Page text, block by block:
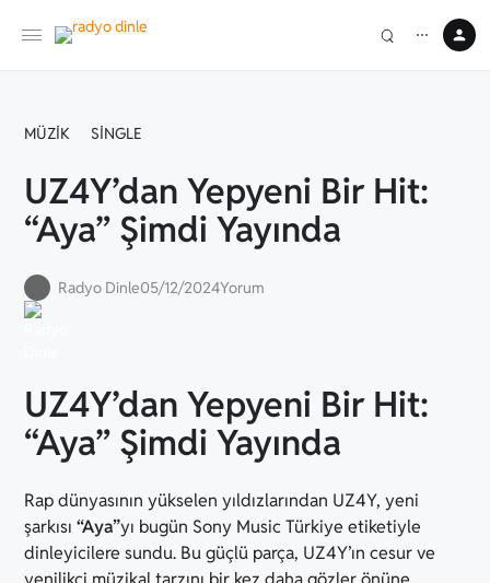
⋯
MÜZIK SINGLE
UZ4Y’dan Yepyeni Bir Hit:
“Aya” Şimdi Yayında
Radyo Dinle05/12/2024Yorum
UZ4Y’dan Yepyeni Bir Hit:
“Aya” Şimdi Yayında
Rap dünyasının yükselen yıldızlarından UZ4Y, yeni
şarkısı“Aya”yı bugün Sony Music Türkiye etiketiyle
dinleyicilere sundu. Bu güçlü parça, UZ4Y’ın cesur ve